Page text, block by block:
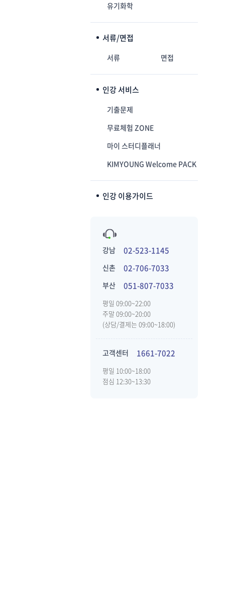
유기화학
서류/면접
서류 면접
인강 서비스
기출문제
무료체험 ZONE
마이 스터디플래너
KIMYOUNG Welcome PACK
인강 이용가이드
강남 02-523-1145
신촌 02-706-7033
부산 051-807-7033
평일 09:00~22:00
주말 09:00~20:00
(상담/결제는 09:00~18:00)
고객센터 1661-7022
평일 10:00~18:00
점심 12:30~13:30